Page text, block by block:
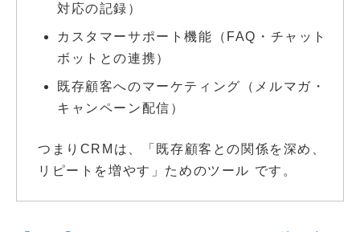
対応の記録）
カスタマーサポート機能（FAQ・チャット
ボットとの連携）
既存顧客へのマーケティング（メルマガ・
キャンペーン配信）
つまりCRMは、「既存顧客との関係を深め、
リピートを増やす」ためのツール です。